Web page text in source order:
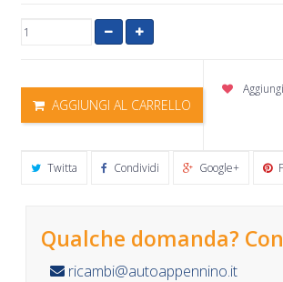
AGGIUNGI AL CARRELLO
Twitta Condividi Google+
Qualche domanda?
ricambi@autoappennino.it